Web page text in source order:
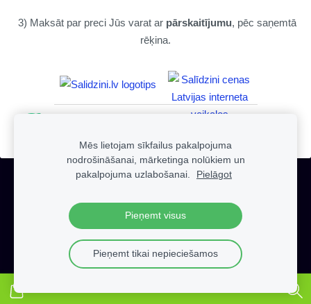
3) Maksāt par preci Jūs varat ar pārskaitījumu, pēc saņemtā
rēķina.
Copyright by ZVR.LV © 2023 All rights reserved.
Mēs lietojam sīkfailus pakalpojuma
nodrošināšanai, mārketinga nolūkiem un
pakalpojuma uzlabošanai.
Pielāgot
Pieņemt visus
Pieņemt tikai nepieciešamos